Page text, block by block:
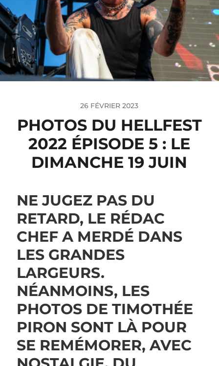
26 FÉVRIER 2023
PHOTOS DU HELLFEST
2022 ÉPISODE 5 : LE
DIMANCHE 19 JUIN
NE JUGEZ PAS DU
RETARD, LE RÉDAC
CHEF A MERDÉ DANS
LES GRANDES
LARGEURS.
NÉANMOINS, LES
PHOTOS DE TIMOTHÉE
PIRON SONT LÀ POUR
SE REMÉMORER, AVEC